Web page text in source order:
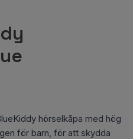
hörselkåpa med hög
för barn, för att skydda